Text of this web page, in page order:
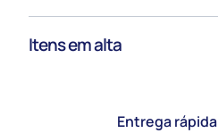
Itens em alta
Entrega rápida